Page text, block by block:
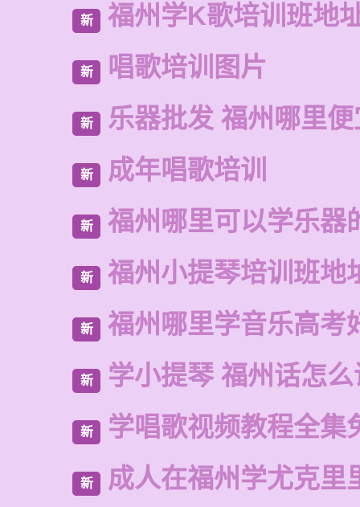
新 福州学K歌培训班地
新 唱歌培训图片
新 乐器批发 福州哪里
新 成年唱歌培训
新 福州哪里可以学乐器
新 福州小提琴培训班地
新 福州哪里学音乐高考
新 学小提琴 福州话怎
新 学唱歌视频教程全集
新 成人在福州学尤克里